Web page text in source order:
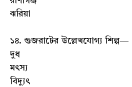
ঝরিয়া
১৪. গুজরাটের উল্লেখযোগ্য শিল্প—
দুধ
মৎস্য
বিদ্যুৎ